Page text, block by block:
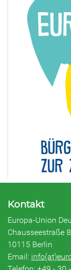
Kontakt
Europa-Union
Chausseestraße
10115 Berlin
Email: